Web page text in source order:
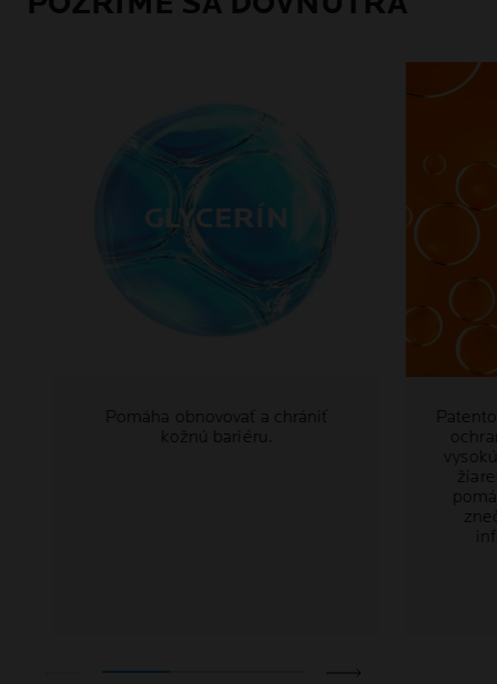
GLYCERÍN
Pomáha obnovovať a chrániť
kožnú bariéru.